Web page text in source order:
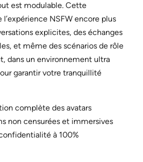
est modulable. Cette
NSFW encore plus
explicites, des échanges
et même des scénarios de rôle
dans un environnement ultra
garantir votre tranquillité
complète des avatars
non censurées et immersives
à 100%